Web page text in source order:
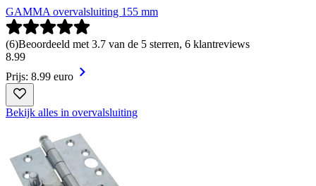
GAMMA overvalsluiting 155 mm
(6)Beoordeeld met 3.7 van de 5 sterren, 6 klantreviews
8.99
Prijs: 8.99 euro
Bekijk alles in overvalsluiting